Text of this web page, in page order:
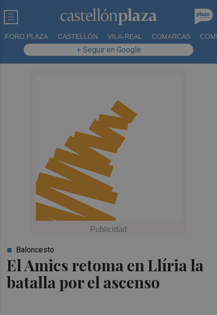
FORO PLAZA CASTELLÓN VILA-REAL COMARCAS
+ Seguir en Google
El Amics retoma en Llíria la
batalla por el ascenso
Baloncesto